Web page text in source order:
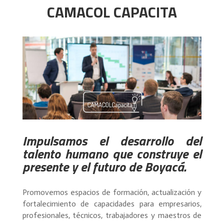
CAMACOL CAPACITA
Impulsamos el desarrollo del
talento humano que construye el
presente y el futuro de Boyacá.
Promovemos espacios de formación, actualización y
fortalecimiento de capacidades para empresarios,
profesionales, técnicos, trabajadores y maestros de